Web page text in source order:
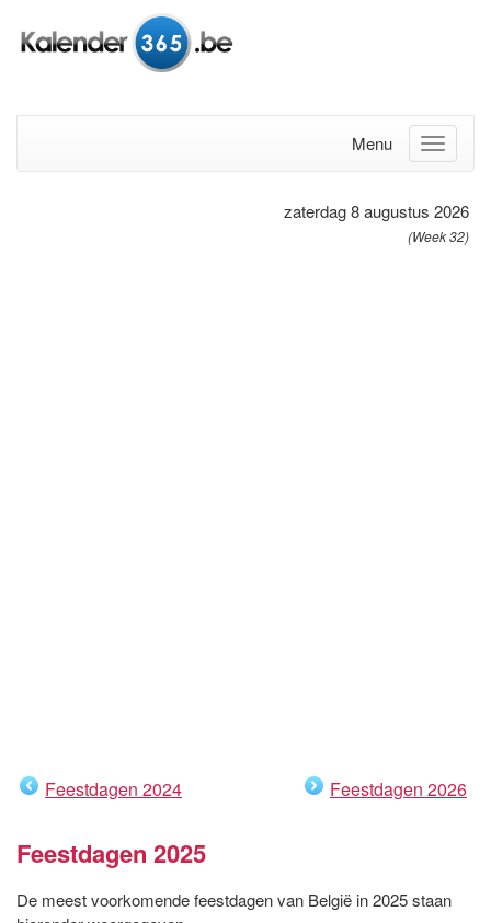
Menu
zaterdag 8 augustus 2026
(Week 32)
Feestdagen 2024 Feestdagen 2026
Feestdagen 2025
De meest voorkomende feestdagen van België in 2025 staan